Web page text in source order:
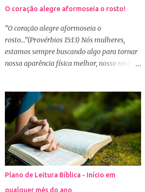
O coração alegre aformoseia o rosto!
“O coração alegre aformoseia o
rosto...”(Provérbios 15:13) Nós mulheres,
estamos sempre buscando algo para tornar
nossa aparência física melhor, nosso rosto
cosméticos e produtos de beleza. No Youtube
por exemplo, os canais com mais seguidores
são das blogueiras que dão dicas de beleza,
ensinam a se maquiar e testam produtos.
Não é errado gostar de se cuidar e buscar
conhecimento de como ficar mais bonita e
atraente. Eu também gosto de maquiagem e
dicas de beleza, no entanto, precisamos
Plano de Leitura Bíblica - Início em
qualquer mês do ano